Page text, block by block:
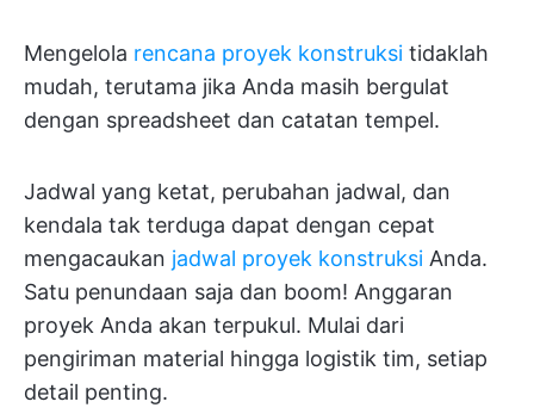
Mengelola rencana proyek konstruksi tidaklah
mudah, terutama jika Anda masih bergulat
dengan spreadsheet dan catatan tempel.
Jadwal yang ketat, perubahan jadwal, dan
kendala tak terduga dapat dengan cepat
mengacaukan jadwal proyek konstruksi Anda.
Satu penundaan saja dan boom! Anggaran
proyek Anda akan terpukul. Mulai dari
pengiriman material hingga logistik tim, setiap
detail penting.